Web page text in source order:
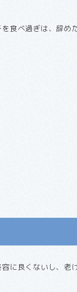
食べ過ぎは、辞め
に良くないし、老